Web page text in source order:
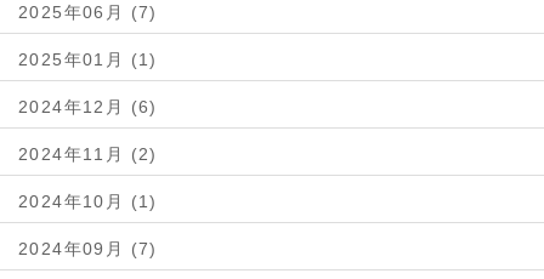
2025年06月 (7)
2025年01月 (1)
2024年12月 (6)
2024年11月 (2)
2024年10月 (1)
2024年09月 (7)